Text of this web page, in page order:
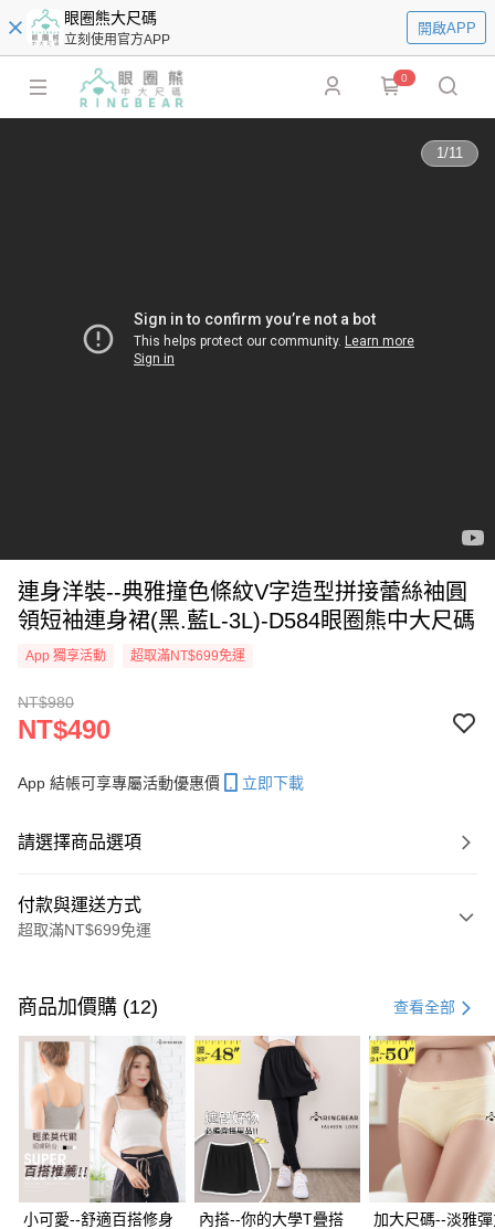
眼圈熊大尺碼
立刻使用官方APP
開啟APP
0
1/11
連身洋裝--典雅撞色條紋V字造型拼接蕾絲袖圓
領短袖連身裙(黑.藍L-3L)-D584眼圈熊中大尺碼
App 獨享活動 超取滿NT$699免運
NT$980
NT$490
App 結帳可享專屬活動優惠價 立即下載
請選擇商品選項
付款與運送方式
超取滿NT$699免運
信用卡一次付款
超商取貨付款
LINE Pay
Apple Pay
街口支付
悠遊付
商品加價購 (12) 查看全部
小可愛--舒適百搭修身
內搭--你的大學T疊搭
加大尺碼--淡雅